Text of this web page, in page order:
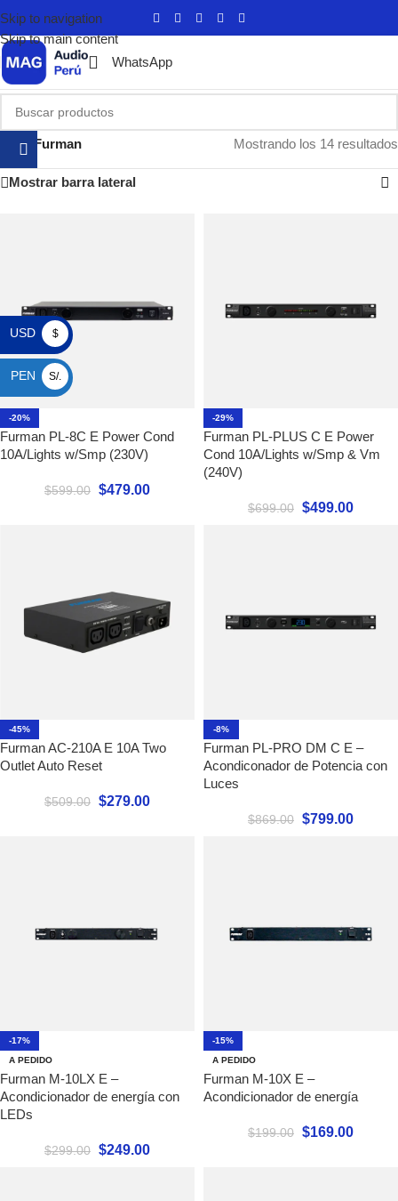
Skip to navigation
Skip to main content
WhatsApp
Inicio Furman Mostrando los 14 resultados
Mostrar barra lateral
-20%
Furman PL-8C E Power Cond
10A/Lights w/Smp (230V)
$599.00 $479.00
-29%
Furman PL-PLUS C E Power
Cond 10A/Lights w/Smp & Vm
(240V)
$699.00 $499.00
-45%
Furman AC-210A E 10A Two
Outlet Auto Reset
$509.00 $279.00
-8%
Furman PL-PRO DM C E –
Acondiconador de Potencia con
Luces
$869.00 $799.00
-17%
A PEDIDO
Furman M-10LX E –
Acondicionador de energía con
LEDs
$299.00 $249.00
-15%
A PEDIDO
Furman M-10X E –
Acondicionador de energía
$199.00 $169.00
USD $
PEN S/.